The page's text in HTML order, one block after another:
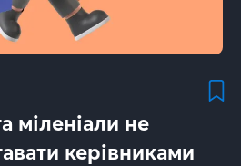
міленіали не
керівниками